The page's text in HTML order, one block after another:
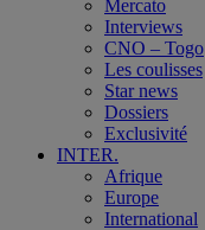
Mercato
Interviews
CNO – Togo
Les coulisses
Star news
Dossiers
Exclusivité
INTER.
Afrique
Europe
International